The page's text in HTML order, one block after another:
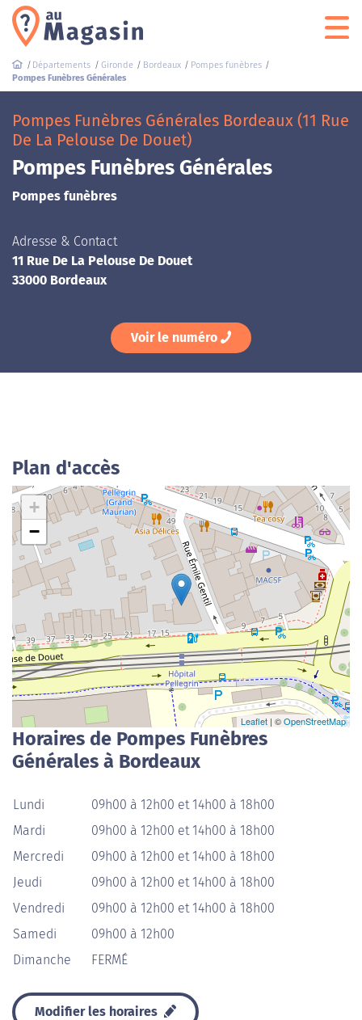
Départements Gironde Bordeaux
Pompes funèbres
Pompes Funèbres Générales
Pompes Funèbres Générales Bordeaux (11 Rue
De La Pelouse De Douet)
Pompes Funèbres Générales
Pompes funèbres
Adresse & Contact
11 Rue De La Pelouse De Douet
33000 Bordeaux
Voir le numéro
Plan d'accès
+
−
Leaflet | ©OpenStreetMap
Horaires de Pompes Funèbres
Générales à Bordeaux
Lundi
09h00 à 12h00 et 14h00 à 18h00
Mardi
09h00 à 12h00 et 14h00 à 18h00
Mercredi
09h00 à 12h00 et 14h00 à 18h00
Jeudi
09h00 à 12h00 et 14h00 à 18h00
Vendredi
09h00 à 12h00 et 14h00 à 18h00
Samedi
09h00 à 12h00
Dimanche
FERMÉ
Modifier les horaires